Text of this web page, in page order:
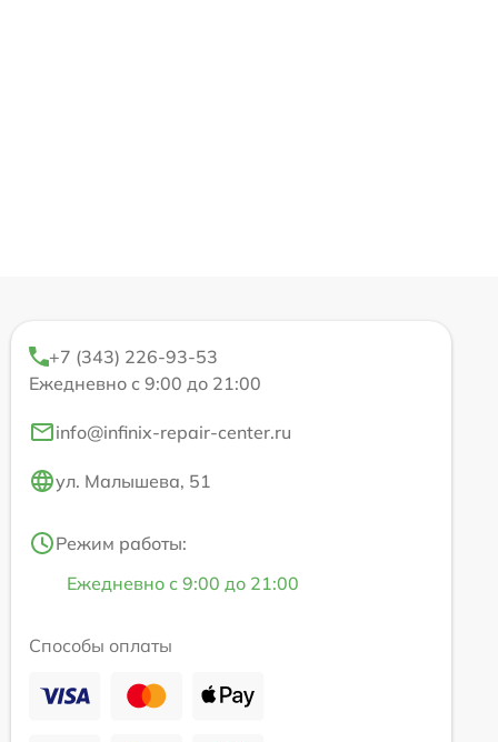
+7 (343) 226-93-53
Ежедневно с 9:00 до 21:00
info@infinix-repair-center.ru
ул. Малышева, 51
Режим работы:
Ежедневно с 9:00 до 21:00
Способы оплаты